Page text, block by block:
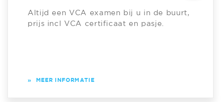
Altijd een VCA examen bij u in de buurt,
prijs incl VCA certificaat en pasje.
» MEER INFORMATIE